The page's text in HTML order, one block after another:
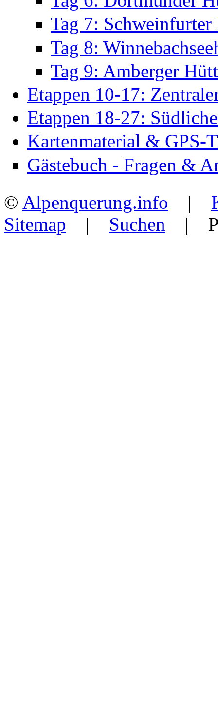
Tag 7: Schweinfurter
Tag 8:
Tag 9: Amberger
Etappen 10-17:
Etappen 18-27:
Kartenmaterial & GPS-
Gästebuch - Fragen &
© Alpenquerung.info |
Sitemap | Suchen |